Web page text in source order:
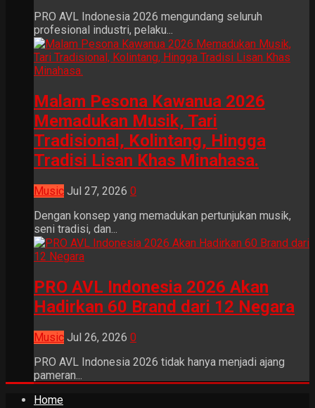
PRO AVL Indonesia 2026 mengundang seluruh
profesional industri, pelaku...
Malam Pesona Kawanua 2026
Memadukan Musik, Tari
Tradisional, Kolintang, Hingga
Tradisi Lisan Khas Minahasa.
Music Jul 27, 2026 0
Dengan konsep yang memadukan pertunjukan musik,
seni tradisi, dan...
PRO AVL Indonesia 2026 Akan
Hadirkan 60 Brand dari 12 Negara
Music Jul 26, 2026 0
PRO AVL Indonesia 2026 tidak hanya menjadi ajang
pameran...
Home